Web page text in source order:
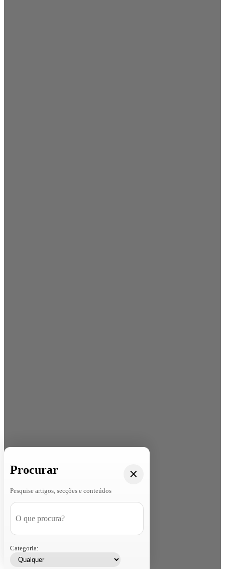
Procurar
Pesquise artigos, secções e conteúdos
Categoria: